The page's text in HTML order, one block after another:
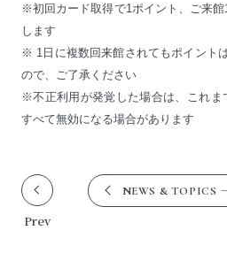
※初回カード取得で1ポイント、ご来
します
※ 1日に複数回来館されてもポイント
ので、ご了承ください
※不正利用が発覚した場合は、これま
すべて無効になる場合があります
Prev
NEWS & TOPICS